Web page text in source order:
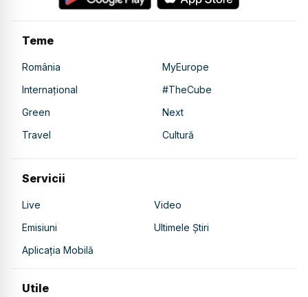
Teme
România
MyEurope
Internațional
#TheCube
Green
Next
Travel
Cultură
Servicii
Live
Video
Emisiuni
Ultimele Știri
Aplicația Mobilă
Utile